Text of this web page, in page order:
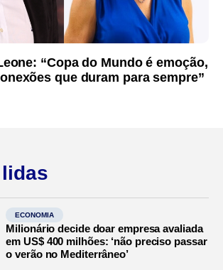
“Copa do Mundo é emoção,
que duram para sempre”
ECONOMIA
Milionário decide doar empresa avaliada
em US$ 400 milhões: ‘não preciso passar
o verão no Mediterrâneo’